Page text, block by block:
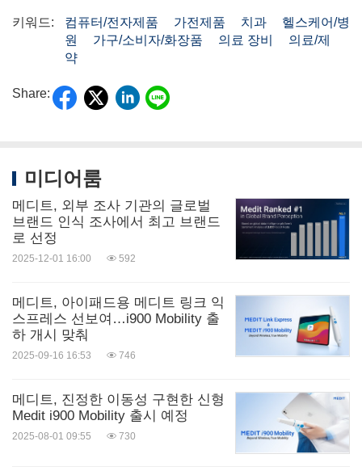
키워드: 컴퓨터/전자제품 가전제품 치과
헬스케어/병
원
가구/소비자/화장품 의료 장비
의료/제
약
Share:
미디어룸
메디트, 외부 조사 기관의 글로벌
브랜드 인식 조사에서 최고 브랜드
로 선정
2025-12-01 16:00 592
메디트, 아이패드용 메디트 링크 익
스프레스 선보여…i900 Mobility 출
하 개시 맞춰
2025-09-16 16:53 746
메디트, 진정한 이동성 구현한 신형
Medit i900 Mobility 출시 예정
2025-08-01 09:55 730